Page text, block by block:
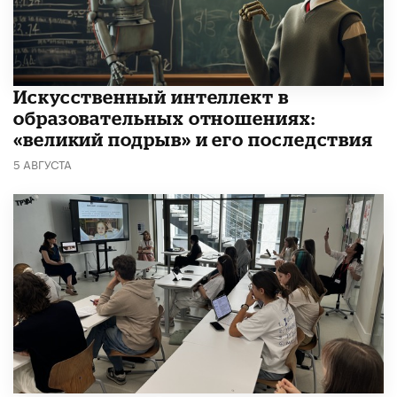
​Искусственный интеллект в
образовательных отношениях:
«великий подрыв» и его последствия
5 АВГУСТА